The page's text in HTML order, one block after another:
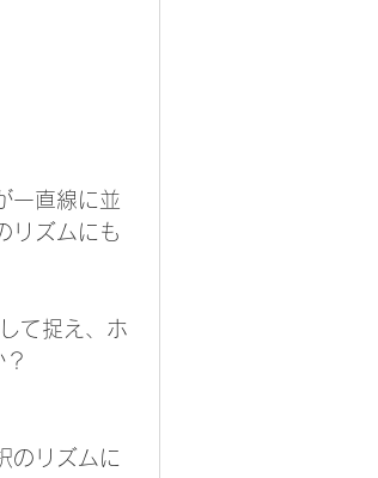
一直線に並
リズムにも
て捉え、ホ
のリズムに